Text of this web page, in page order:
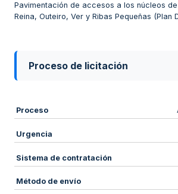
Pavimentación de accesos a los núcleos de
Reina, Outeiro, Ver y Ribas Pequeñas (Plan
Proceso de licitación
Proceso
Urgencia
Sistema de contratación
Método de envío